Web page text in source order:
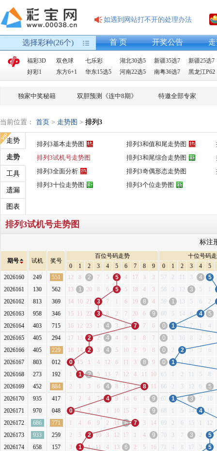
如遇到网站打不开的处理办法
选择彩种(26个) 首 页 开奖公告
福彩3D 双色球 七乐彩 湖北30选5 新疆35选7
新疆25选7
好彩1
东方6+1 华东15选5 河南22选5 南粤36选7 黑龙江P62
独家中奖秘籍 双胆预测《连中8期》 特邀全部专家
当前位置： 首页 > 走势图 > 排列3
走势
走势
工具
遗漏
图表
排列3基本走势图 排列3和值和尾走势图
排列3试机号走势图
排列3和尾综合走势图
排列3全面分析
排列3奇偶形态走势图
排列3十位走势图
排列3个位走势图
排列3试机号走势图
标注
期号 试机 奖号
百位号码走势
十位号码
0
1 2 3 4 5 6 7 8 9 0 1 2 3 4
5
2026160
249 551 12 8 2 7 5 5 4 17 3 2 57 2 3 4 5
2026161
130 562 13 1 20 8 6 5 5 18 4 3 58 3 12 3 5
2026162
813 369 14 10 21 3 7 1 6 19 8 4 59 1 13 5 6
2
2026163
958 346 15 11 22 3 8 2 7 20 6 9 60 5 14 6 4
5
2026164
403 715 16 12 23 1 4 3 8 7 7 6 0 1 15 7
4
2026165
405 294 17 13 2 2 4 4 9 1 8 7 0 16 8 2
5
2026166
405 229 18 14 2 3 4 5 10 2 9 8 0 2 2 9 3
6
2026167
803 012 0 15 1 4 12 6 11 3 8 9 0 1 1 10 4
7
2026168
273 192 1 1 2 5 13 7 12 4 11 10 65 2 5
8
2026169
452 884 2 1 3 6 4 8 13 5 8 11 66 2 3 12 6
5
2026170
935 417 3 2 4 7 4 9 14 6 1 9 67 1 4 3 7
10
2026171
970 048 0 3 5 8 1 10 15 7 2 9 68 5 14 4
11
2026172
686 771 1 4 6 9 2 11 6 7 3 14 69 2 6 15 12
2026173
933 259 2 5 2 10 3 12 17 1 4 9 70 3 7 3 2 5
2026174
658 157 3 1 1 11 4 13 6 2 5 16 71 4 8 17 3 5